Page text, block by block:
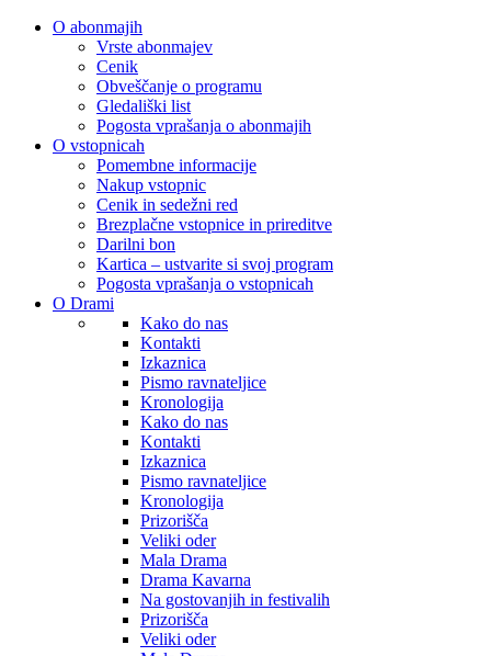
O abonmajih
Vrste abonmajev
Cenik
Obveščanje o programu
Gledališki list
Pogosta vprašanja o abonmajih
O vstopnicah
Pomembne informacije
Nakup vstopnic
Cenik in sedežni red
Brezplačne vstopnice in prireditve
Darilni bon
Kartica – ustvarite si svoj program
Pogosta vprašanja o vstopnicah
O Drami
Kako do nas
Kontakti
Izkaznica
Pismo ravnateljice
Kronologija
Kako do nas
Kontakti
Izkaznica
Pismo ravnateljice
Kronologija
Prizorišča
Veliki oder
Mala Drama
Drama Kavarna
Na gostovanjih in festivalih
Prizorišča
Veliki oder